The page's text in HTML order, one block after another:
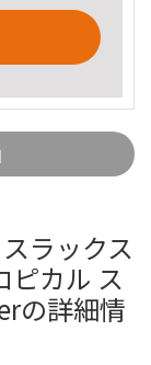
ラックス
ピカル ス
の詳細情